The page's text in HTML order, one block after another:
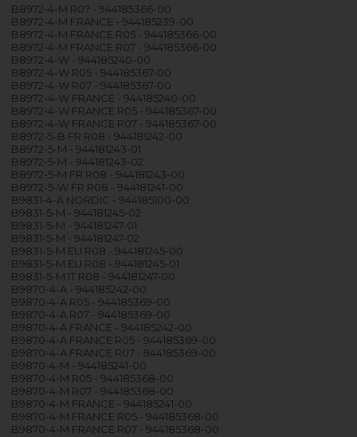
B8972-4-M R07 - 944185366-00
B8972-4-M FRANCE - 944185239-00
B8972-4-M FRANCE R05 - 944185366-00
B8972-4-M FRANCE R07 - 944185366-00
B8972-4-W - 944185240-00
B8972-4-W R05 - 944185367-00
B8972-4-W R07 - 944185367-00
B8972-4-W FRANCE - 944185240-00
B8972-4-W FRANCE R05 - 944185367-00
B8972-4-W FRANCE R07 - 944185367-00
B8972-5-B FR R08 - 944181242-00
B8972-5-M - 944181243-01
B8972-5-M - 944181243-02
B8972-5-M FR R08 - 944181243-00
B8972-5-W FR R08 - 944181241-00
B9831-4-A NORDIC - 944185100-00
B9831-5-M - 944181245-02
B9831-5-M - 944181247-01
B9831-5-M - 944181247-02
B9831-5-M EU R08 - 944181245-00
B9831-5-M EU R08 - 944181245-01
B9831-5-M IT R08 - 944181247-00
B9870-4-A - 944185242-00
B9870-4-A R05 - 944185369-00
B9870-4-A R07 - 944185369-00
B9870-4-A FRANCE - 944185242-00
B9870-4-A FRANCE R05 - 944185369-00
B9870-4-A FRANCE R07 - 944185369-00
B9870-4-M - 944185241-00
B9870-4-M R05 - 944185368-00
B9870-4-M R07 - 944185368-00
B9870-4-M FRANCE - 944185241-00
B9870-4-M FRANCE R05 - 944185368-00
B9870-4-M FRANCE R07 - 944185368-00